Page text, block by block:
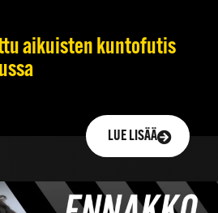
aikuisten kuntofutis
LUE LISÄÄ